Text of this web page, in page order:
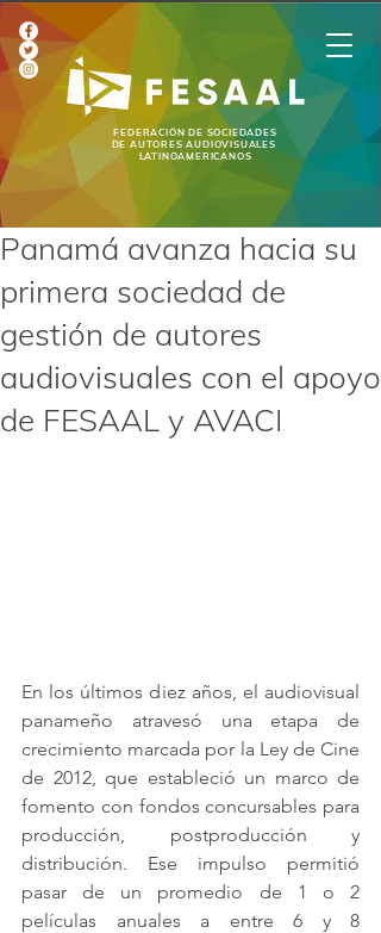
FEDERACIÓN DE SOCIEDADES
DE AUTORES AUDIOVISUALES
LATINOAMERICANOS
Panamá avanza hacia su
primera sociedad de
gestión de autores
audiovisuales con el apoyo
de FESAAL y AVACI
En los últimos diez años, el audiovisual
panameño atravesó una etapa de
crecimiento marcada por la Ley de Cine
de 2012, que estableció un marco de
fomento con fondos concursables para
producción, postproducción y
distribución. Ese impulso permitió
pasar de un promedio de 1 o 2
películas anuales a entre 6 y 8